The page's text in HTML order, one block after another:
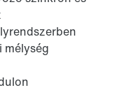
mélység